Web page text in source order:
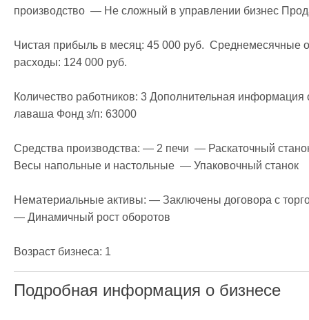
производство  — Не сложный в управлении бизнес
Чистая прибыль в месяц: 45 000 руб.  Среднемесячные
расходы: 124 000 руб.
Количество работников: 3 Дополнительная информация
лаваша Фонд з/п: 63000
Средства производства: — 2 печи  — Раскаточный
Весы напольные и настольные  — Упаковочный станок
Нематериальные активы: — Заключены договора с
— Динамичный рост оборотов
Возраст бизнеса: 1
Подробная информация о бизнесе